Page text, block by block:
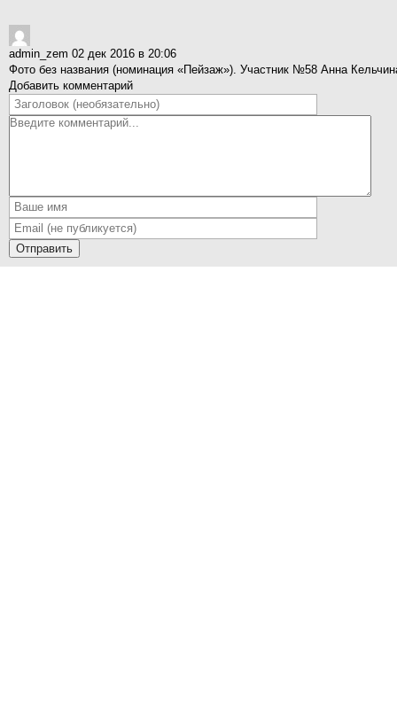
admin_zem 02 дек 2016 в 20:06
Фото без названия (номинация «Пейзаж»). Участник №58 Анна
Добавить комментарий
Отправить